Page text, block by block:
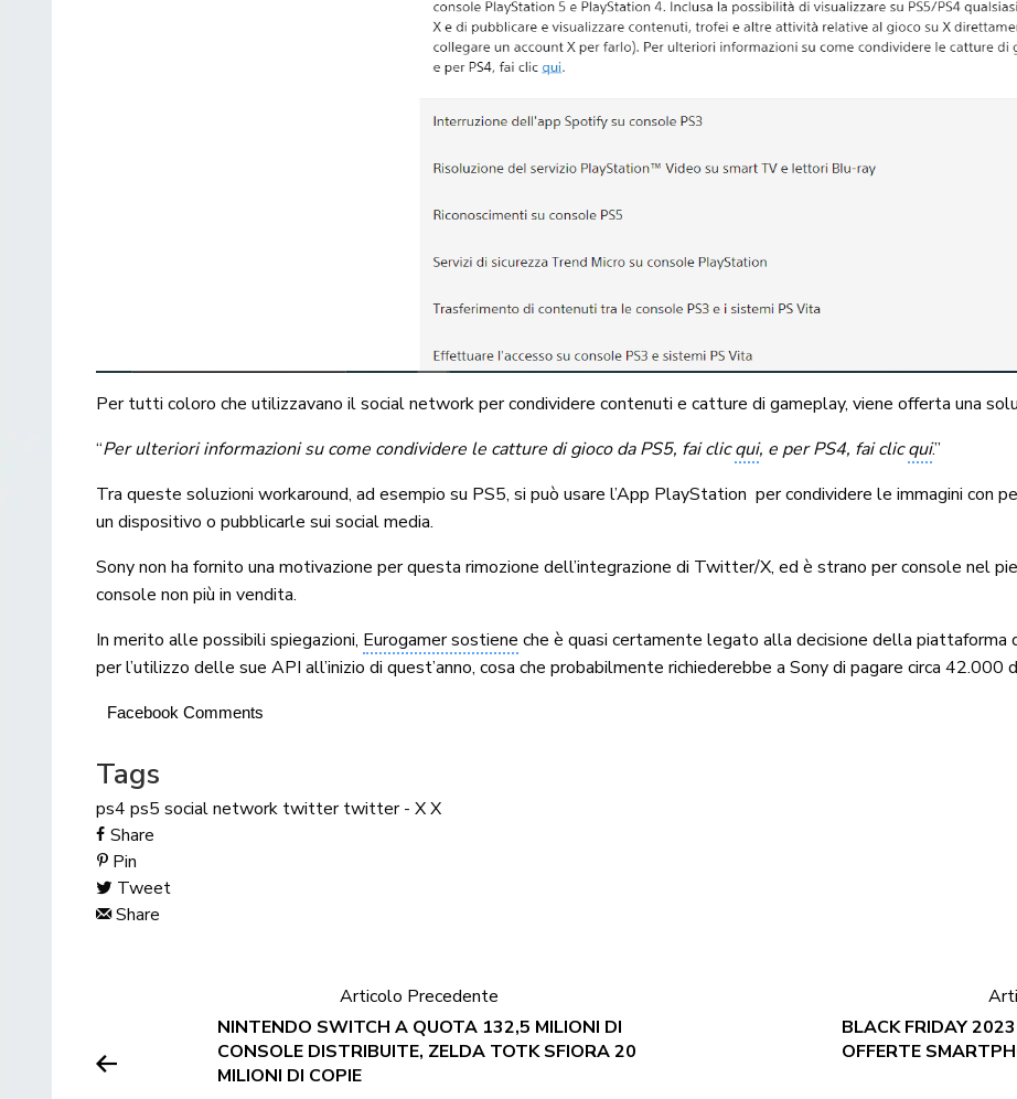
Per tutti coloro che utilizzavano il social network per condividere contenuti e catture di gameplay, viene offerta una
“Per ulteriori informazioni su come condividere le catture di gioco da PS5, fai clicqui, e per PS4, fai clicqui.”
Tra queste soluzioni workaround, ad esempio su PS5, si può usare l’App PlayStation per condividere le immagini con
un dispositivo o pubblicarle sui social media.
Sony non ha fornito una motivazione per questa rimozione dell’integrazione di Twitter/X, ed è strano per console nel
console non più in vendita.
In merito alle possibili spiegazioni, Eurogamer sostiene che è quasi certamente legato alla decisione della piattaforma
per l’utilizzo delle sue API all’inizio di quest’anno, cosa che probabilmente richiederebbe a Sony di pagare circa 42.000
Facebook Comments
Tags
ps4 ps5 social network twitter twitter - XX
Share
Pin
Tweet
Share
Articolo Precedente
NINTENDO SWITCH A QUOTA 132,5 MILIONI DI
CONSOLE DISTRIBUITE, ZELDA TOTK SFIORA 20
MILIONI DI COPIE
BLACK FRIDAY
OFFERTE